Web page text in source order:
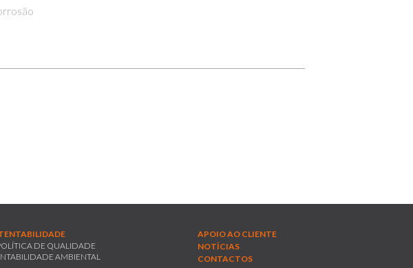
DE QUALIDADE
AMBIENTAL
APOIO AO CLIENTE
NOTÍCIAS
CONTACTOS